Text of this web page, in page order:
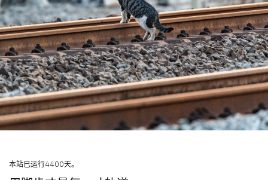
本站已运行4400天。